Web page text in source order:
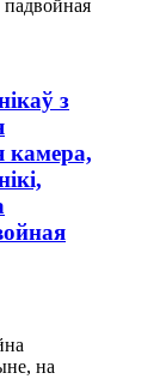
з
камера,
на